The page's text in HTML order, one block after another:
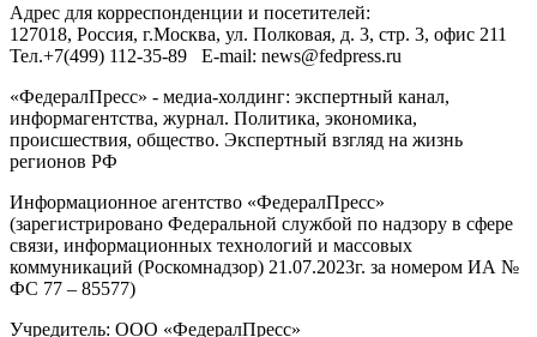
Адрес для корреспонденции и посетителей:
127018, Россия, г.Москва, ул. Полковая, д. 3, стр. 3, офис 211
Тел.+7(499) 112-35-89 E-mail: news@fedpress.ru
«ФедералПресс» - медиа-холдинг: экспертный канал,
информагентства, журнал. Политика, экономика,
происшествия, общество. Экспертный взгляд на жизнь
регионов РФ
Информационное агентство «ФедералПресс»
(зарегистрировано Федеральной службой по надзору в сфере
связи, информационных технологий и массовых
коммуникаций (Роскомнадзор) 21.07.2023г. за номером ИА №
ФС 77 – 85577)
Учредитель: ООО «ФедералПресс»